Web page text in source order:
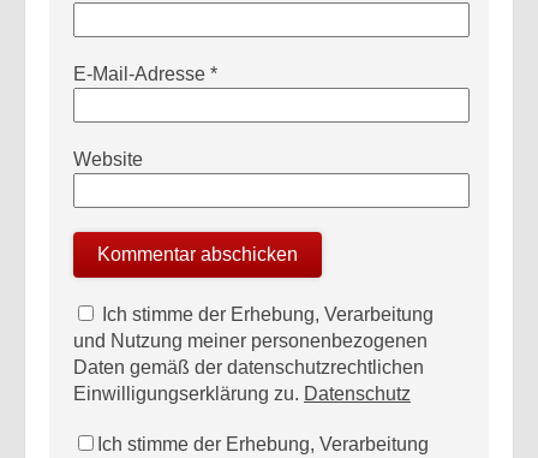
E-Mail-Adresse *
Website
Ich stimme der Erhebung, Verarbeitung
und Nutzung meiner personenbezogenen
Daten gemäß der datenschutzrechtlichen
Einwilligungserklärung zu. Datenschutz
Ich stimme der Erhebung, Verarbeitung